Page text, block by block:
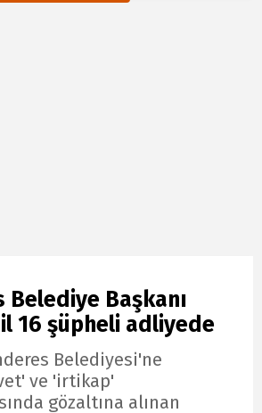
Belediye Başkanı
16 şüpheli adliyede
Belediyesi'ne
ve 'irtikap'
gözaltına alınan